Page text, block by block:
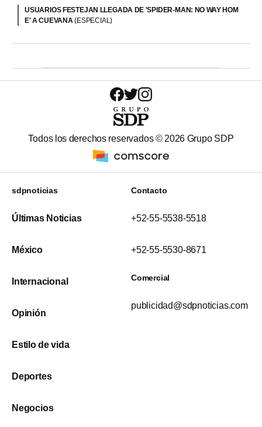
USUARIOS FESTEJAN LLEGADA DE 'SPIDER-MAN: NO WAY HOM
E' A CUEVANA(ESPECIAL)
Todos los derechos reservados © 2026 Grupo SDP
sdpnoticias
Últimas Noticias
México
Internacional
Opinión
Estilo de vida
Deportes
Negocios
Contacto
+52-55-5538-5518
+52-55-5530-8671
Comercial
publicidad@sdpnoticias.com